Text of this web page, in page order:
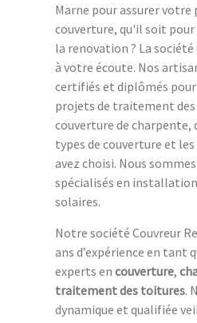
Marne pour assurer votre
couverture, qu'il soit
la renovation ? La société
à votre écoute. Nos
certifiés et diplômés
projets de traitement
couverture de charpente,
types de couverture et
avez choisi. Nous
spécialisés en
solaires.
Notre société Couvreur
ans d’expérience en tant
experts en couverture,
traitement des toitures.
dynamique et qualifiée